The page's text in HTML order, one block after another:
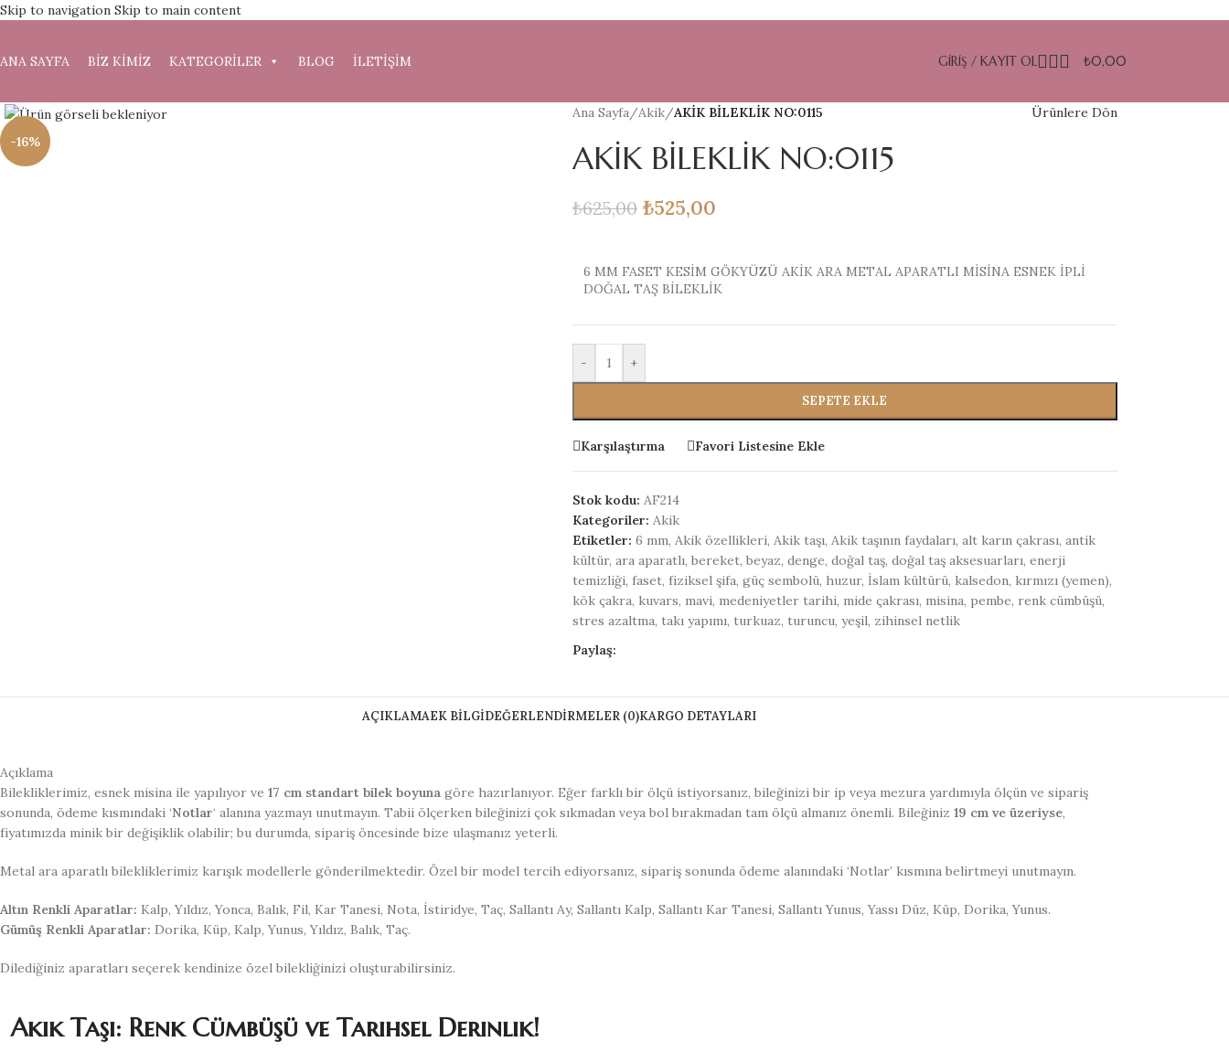
Skip to navigation Skip to main content
ANA SAYFA BİZ KİMİZ KATEGORİLER BLOG İLETİŞİM GIRIŞ / KAYIT OL ₺0,00
-16%
Ana Sayfa/Akik/AKİK BİLEKLİK NO:0115 Ürünlere Dön
AKİK BİLEKLİK NO:0115
₺625,00 ₺525,00
6 MM FASET KESİM GÖKYÜZÜ AKİK ARA METAL APARATLI MİSİNA ESNEK İPLİ
DOĞAL TAŞ BİLEKLİK
- +
SEPETE EKLE
Karşılaştırma Favori Listesine Ekle
Stok kodu: AF214
Kategoriler: Akik
Etiketler: 6 mm, Akik özellikleri, Akik taşı, Akik taşının faydaları, alt karın çakrası, antik
kültür, ara aparatlı, bereket, beyaz, denge, doğal taş, doğal taş aksesuarları, enerji
temizliği, faset, fiziksel şifa, güç sembolü, huzur, İslam kültürü, kalsedon, kırmızı (yemen),
kök çakra, kuvars, mavi, medeniyetler tarihi, mide çakrası, misina, pembe, renk cümbüşü,
stres azaltma, takı yapımı, turkuaz, turuncu, yeşil, zihinsel netlik
Paylaş:
AÇIKLAMAEK BILGIDEĞERLENDIRMELER (0)KARGO DETAYLARI
Açıklama
Bilekliklerimiz, esnek misina ile yapılıyor ve 17 cm standart bilek boyuna göre hazırlanıyor. Eğer farklı bir ölçü istiyorsanız, bileğinizi bir ip veya mezura yardımıyla ölçün ve sipariş
sonunda, ödeme kısmındaki ‘Notlar‘ alanına yazmayı unutmayın. Tabii ölçerken bileğinizi çok sıkmadan veya bol bırakmadan tam ölçü almanız önemli. Bileğiniz 19 cm ve üzeriyse,
fiyatımızda minik bir değişiklik olabilir; bu durumda, sipariş öncesinde bize ulaşmanız yeterli.
Metal ara aparatlı bilekliklerimiz karışık modellerle gönderilmektedir. Özel bir model tercih ediyorsanız, sipariş sonunda ödeme alanındaki ‘Notlar’ kısmına belirtmeyi unutmayın.
Altın Renkli Aparatlar: Kalp, Yıldız, Yonca, Balık, Fil, Kar Tanesi, Nota, İstiridye, Taç, Sallantı Ay, Sallantı Kalp, Sallantı Kar Tanesi, Sallantı Yunus, Yassı Düz, Küp, Dorika, Yunus.
Gümüş Renkli Aparatlar: Dorika, Küp, Kalp, Yunus, Yıldız, Balık, Taç.
Dilediğiniz aparatları seçerek kendinize özel bilekliğinizi oluşturabilirsiniz.
Akik Taşı: Renk Cümbüşü ve Tarihsel Derinlik!